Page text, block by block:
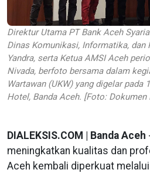
Direktur Utama PT Bank Aceh
Dinas Komunikasi, Informatika, dan
Yandra, serta Ketua AMSI Aceh
Nivada, berfoto bersama dalam
Wartawan (UKW) yang digelar pada
Hotel, Banda Aceh. [Foto:
DIALEKSIS.COM | Banda Aceh
meningkatkan kualitas dan
Aceh kembali diperkuat